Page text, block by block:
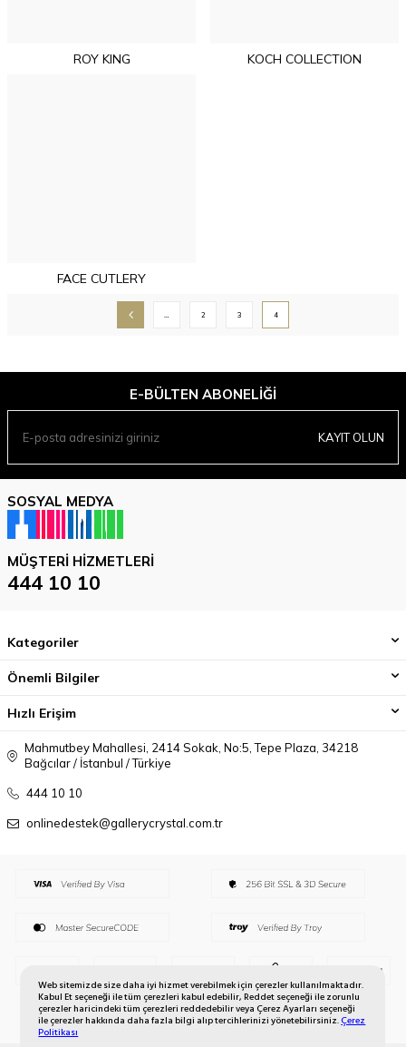
Web sitemizde size daha iyi hizmet verebilmek için çerezler kullanılmaktadır.
Kabul Et seçeneği ile tüm çerezleri kabul edebilir, Reddet seçeneği ile zorunlu
çerezler haricindeki tüm çerezleri reddedebilir veya Çerez Ayarları seçeneği
ile çerezler hakkında daha fazla bilgi alıp tercihlerinizi yönetebilirsiniz.Çerez
Politikası
ROY KING KOCH COLLECTION
FACE CUTLERY
… 2 3 4
E-BÜLTEN ABONELIĞI
KAYIT OLUN
SOSYAL MEDYA
MÜŞTERI HIZMETLERI
444 10 10
Kategoriler
Önemli Bilgiler
Hızlı Erişim
Mahmutbey Mahallesi, 2414 Sokak, No:5, Tepe Plaza, 34218
Bağcılar / İstanbul / Türkiye
444 10 10
onlinedestek@gallerycrystal.com.tr